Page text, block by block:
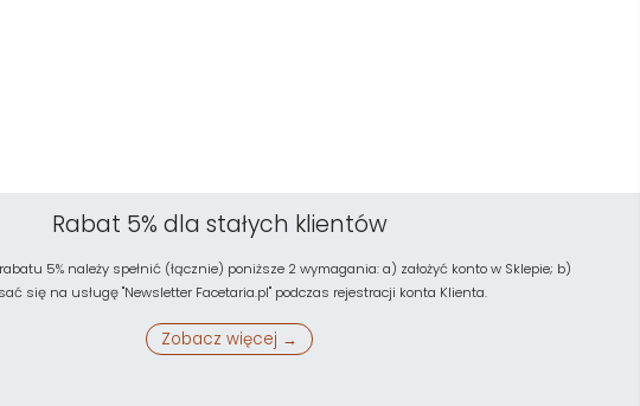
Rabat 5% dla stałych klientów
5% należy spełnić (łącznie) poniższe 2 wymagania: a) założyć konto w Sklepie; b)
się na usługę "Newsletter Facetaria.pl" podczas rejestracji konta Klienta.
Zobacz więcej →